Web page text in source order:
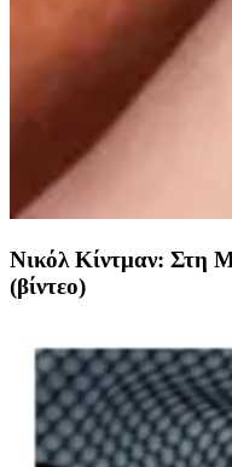
Νικόλ Κίντμαν: Στη
(βίντεο)